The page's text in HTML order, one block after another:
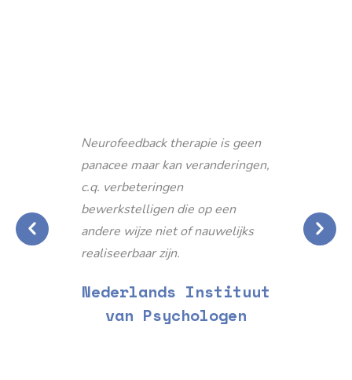
Neurofeedback therapie is geen
panacee maar kan veranderingen,
c.q. verbeteringen
bewerkstelligen die op een
andere wijze niet of nauwelijks
realiseerbaar zijn.
Nederlands Instituut
van Psychologen